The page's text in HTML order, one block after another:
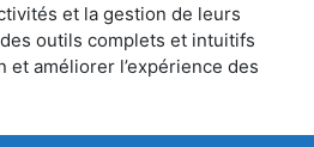
et la gestion de leurs
outils complets et intuitifs
améliorer l’expérience des